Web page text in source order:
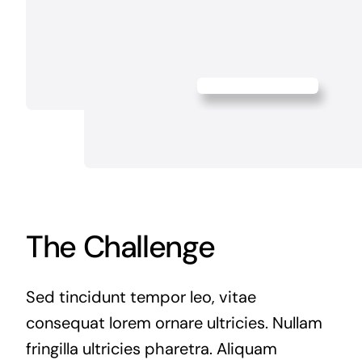
The Challenge
Sed tincidunt tempor leo, vitae
consequat lorem ornare ultricies. Nullam
fringilla ultricies pharetra. Aliquam